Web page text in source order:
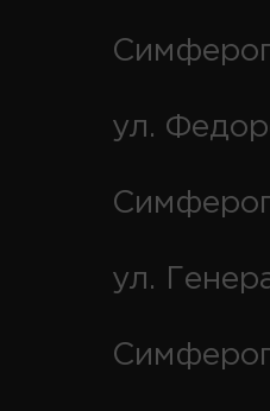
ул.
ул.